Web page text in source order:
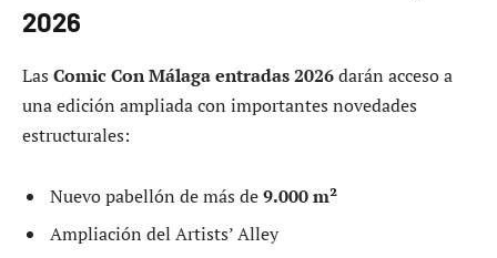
2026
Las Comic Con Málaga entradas 2026darán acceso a
una edición ampliada con importantes novedades
estructurales:
Nuevo pabellón de más de9.000 m²
Ampliación del Artists’ Alley